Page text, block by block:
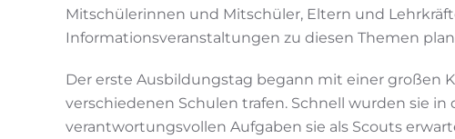
Mitschülerinnen und Mitschüler, Eltern und
Informationsveranstaltungen zu diesen Themen
Der erste Ausbildungstag begann mit einer großen
verschiedenen Schulen trafen. Schnell wurden sie
verantwortungsvollen Aufgaben sie als Scouts